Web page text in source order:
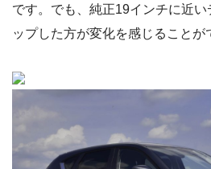
です。でも、純正19インチに近
ップした方が変化を感じることが